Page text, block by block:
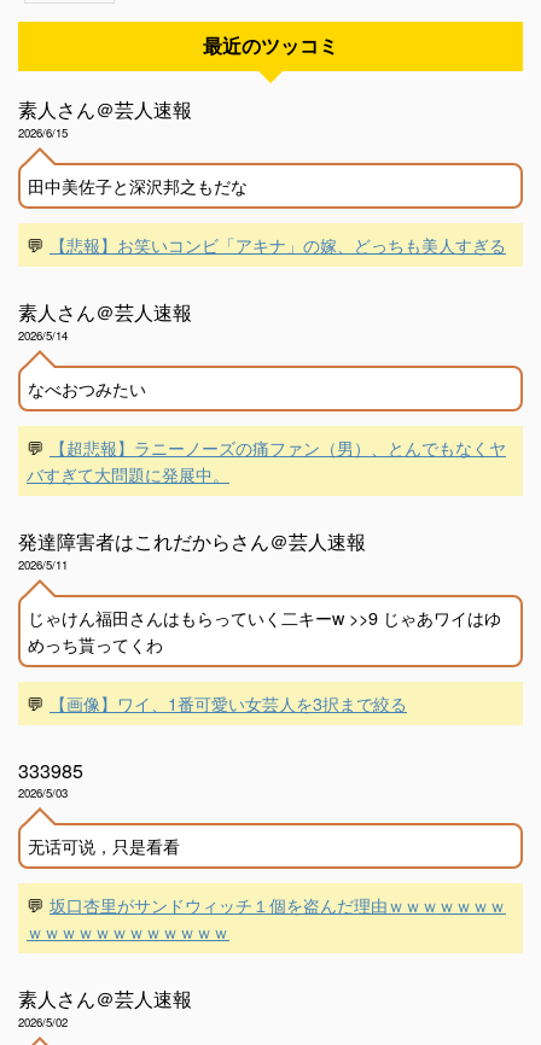
最近のツッコミ
素人さん＠芸人速報
2026/6/15
田中美佐子と深沢邦之もだな
💬 【悲報】お笑いコンビ「アキナ」の嫁、どっちも美人すぎる
素人さん＠芸人速報
2026/5/14
なべおつみたい
💬
【超悲報】ラニーノーズの痛ファン（男）、とんでもなくヤ
バすぎて大問題に発展中。
発達障害者はこれだからさん＠芸人速報
2026/5/11
じゃけん福田さんはもらっていく二キーw >>9 じゃあワイはゆ
めっち貰ってくわ
💬 【画像】ワイ、1番可愛い女芸人を3択まで絞る
333985
2026/5/03
无话可说，只是看看
💬 坂口杏里がサンドウィッチ１個を盗んだ理由ｗｗｗｗｗｗｗ
ｗｗｗｗｗｗｗｗｗｗｗｗ
素人さん＠芸人速報
2026/5/02